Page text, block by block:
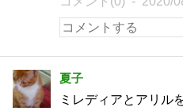
夏子
ミレディアとアリル